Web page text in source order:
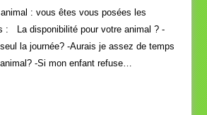
: vous êtes vous posées les
: La disponibilité pour votre animal ? -
seul la journée? -Aurais je assez de temps
-Si mon enfant refuse…